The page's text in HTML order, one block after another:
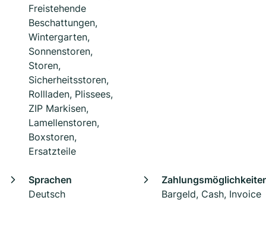
Freistehende
Beschattungen,
Wintergarten,
Sonnenstoren,
Storen,
Sicherheitsstoren,
Rollladen, Plissees,
ZIP Markisen,
Lamellenstoren,
Boxstoren,
Ersatzteile
Sprachen
Deutsch
Bargeld, Cash, Invoice